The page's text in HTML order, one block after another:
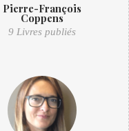
Pierre-François
Coppens
9 Livres publiés